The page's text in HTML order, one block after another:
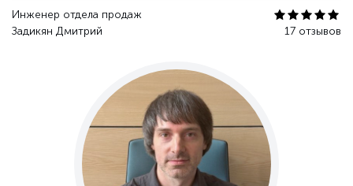
Инженер отдела продаж
Задикян Дмитрий
17 отзывов